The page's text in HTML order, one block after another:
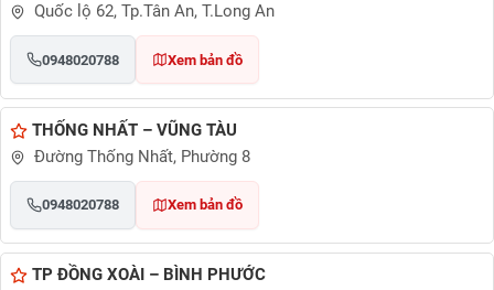
Quốc lộ 62, Tp.Tân An, T.Long An
0948020788 Xem bản đồ
THỐNG NHẤT – VŨNG TÀU
Đường Thống Nhất, Phường 8
0948020788 Xem bản đồ
TP ĐỒNG XOÀI – BÌNH PHƯỚC